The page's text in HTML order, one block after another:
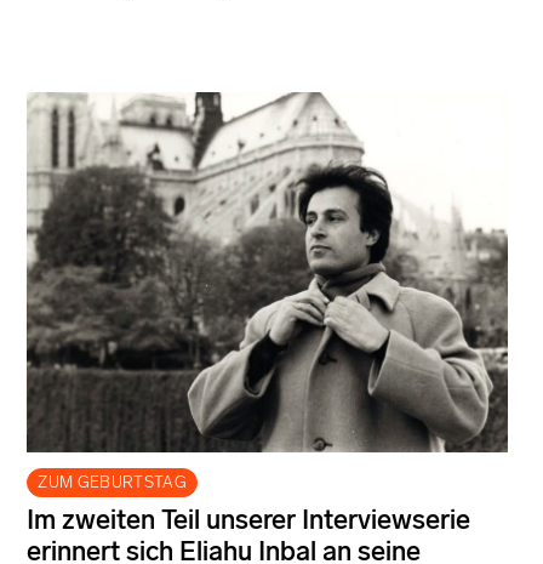
ZUM GEBURTSTAG
Im zweiten Teil unserer Interviewserie
erinnert sich Eliahu Inbal an seine